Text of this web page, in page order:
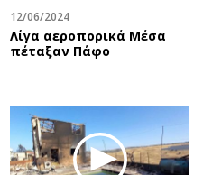
12/06/2024
Λίγα αεροπορικά Μέσα
πέταξαν Πάφο